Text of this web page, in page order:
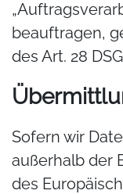
beauftragen,
des Art. 28
Sofern wir
außerhalb der
des